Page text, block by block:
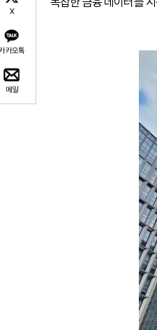
X
카오톡
메일